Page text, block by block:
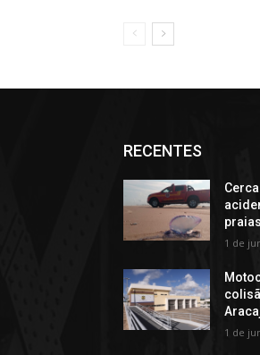
RECENTES
1 de
1 de